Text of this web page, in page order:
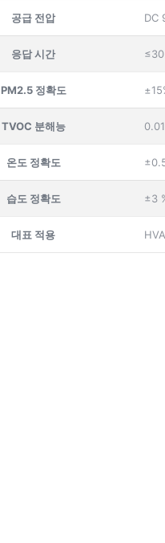
공급 전압 DC
응답 시간
PM2.5 정확도
TVOC 분해능
온도 정확도
습도 정확도 ±3
대표 적용